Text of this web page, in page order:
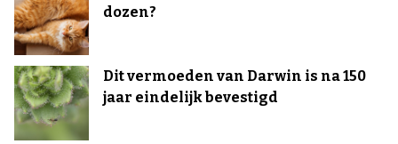
dozen?
Dit vermoeden van Darwin is na 150
jaar eindelijk bevestigd